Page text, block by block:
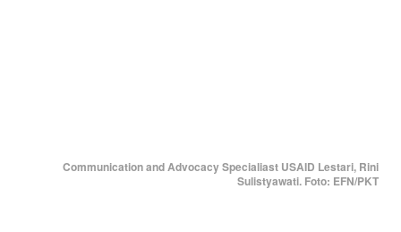
Communication and Advocacy Specialiast USAID Lestari, Rini
Sulistyawati. Foto: EFN/PKT